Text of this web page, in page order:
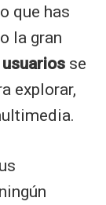
que has
la gran
se
explorar,